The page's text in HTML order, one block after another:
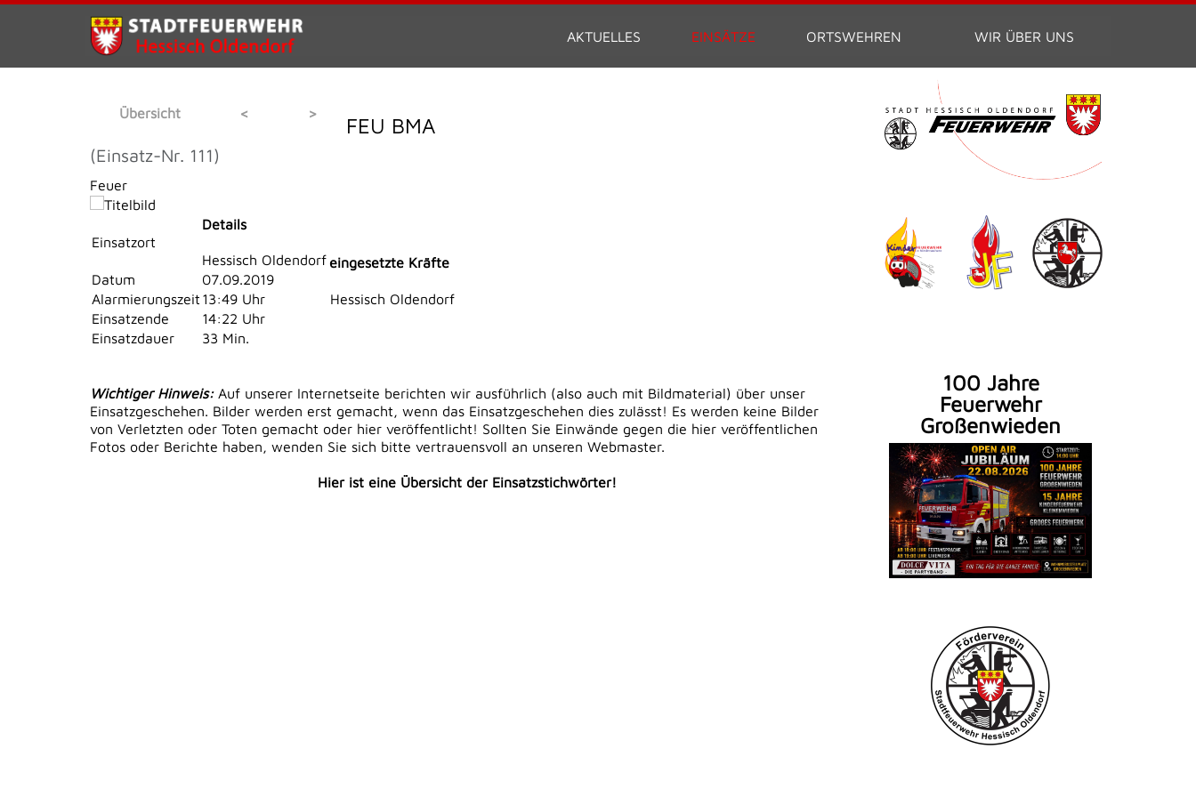
AKTUELLES EINSÄTZE ORTSWEHREN WIR ÜBER UNS
Übersicht < > FEU BMA
(Einsatz-Nr. 111)
Feuer
Einsatzort
Details
Hessisch Oldendorf
Datum
07.09.2019
Alarmierungszeit 13:49 Uhr
Einsatzende
14:22 Uhr
Einsatzdauer
33 Min.
eingesetzte Kräfte
Hessisch Oldendorf
Wichtiger Hinweis: Auf unserer Internetseite berichten wir ausführlich (also auch mit Bildmaterial) über unser
Einsatzgeschehen. Bilder werden erst gemacht, wenn das Einsatzgeschehen dies zulässt! Es werden keine Bilder
von Verletzten oder Toten gemacht oder hier veröffentlicht! Sollten Sie Einwände gegen die hier veröffentlichen
Fotos oder Berichte haben, wenden Sie sich bitte vertrauensvoll an unseren Webmaster.
Hier ist eine Übersicht der Einsatzstichwörter!
100 Jahre
Feuerwehr
Großenwieden